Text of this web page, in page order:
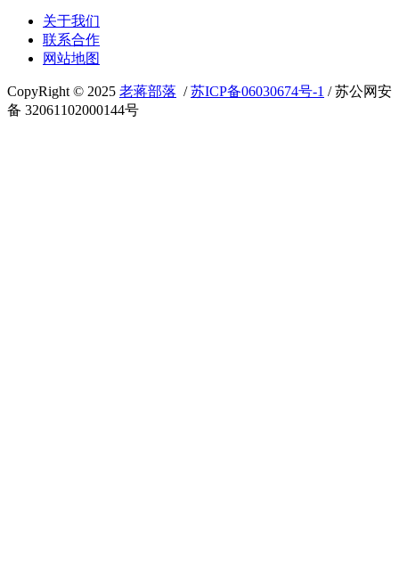
关于我们
联系合作
网站地图
CopyRight © 2025 老蒋部落 /苏ICP备06030674号-1 / 苏公网安
备 32061102000144号